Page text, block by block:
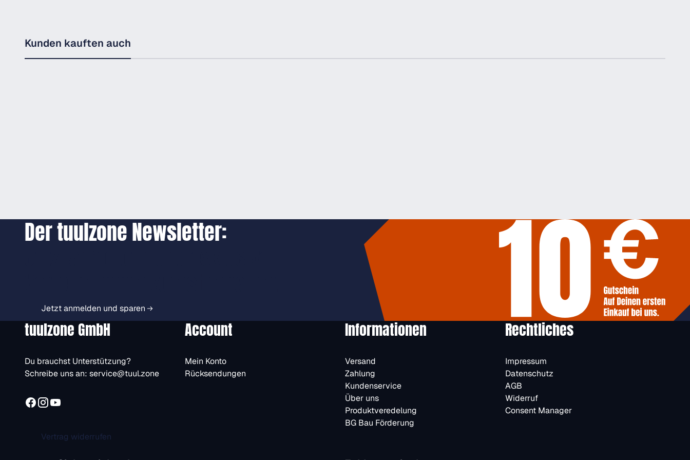
Kunden kauften auch
Der tuulzone Newsletter:
Jetzt anmelden und sparen
tuulzone GmbH
Du brauchst Unterstützung?
Schreibe uns an: service@tuul.zone
Vertrag widerrufen
Account
Mein Konto
Rücksendungen
Informationen
Versand
Zahlung
Kundenservice
Über uns
Produktveredelung
BG Bau Förderung
Rechtliches
Impressum
Datenschutz
AGB
Widerruf
Consent Manager